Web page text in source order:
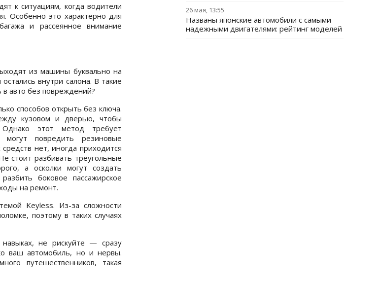
к ситуациям, когда водители
Особенно это характерно для
и рассеянное внимание
из машины буквально на
внутри салона. В такие
авто без повреждений?
способов открыть без ключа.
кузовом и дверью, чтобы
этот метод требует
могут повредить резиновые
нет, иногда приходится
стоит разбивать треугольные
а осколки могут создать
боковое пассажирское
на ремонт.
Keyless. Из-за сложности
поэтому в таких случаях
не рискуйте — сразу
ваш автомобиль, но и нервы.
путешественников, такая
26 мая, 13:55
Названы японские автомобили с самыми
надежными двигателями: рейтинг моделей